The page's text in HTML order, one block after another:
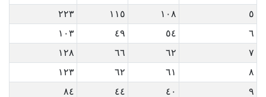
٥
١٠٨ ١١٥
٢٢٣
٦
٥٤ ٤٩
١٠٣
٧
٦٢ ٦٦
١٢٨
٨
٦١ ٦٢
١٢٣
٩
٤٠ ٤٤
٨٤